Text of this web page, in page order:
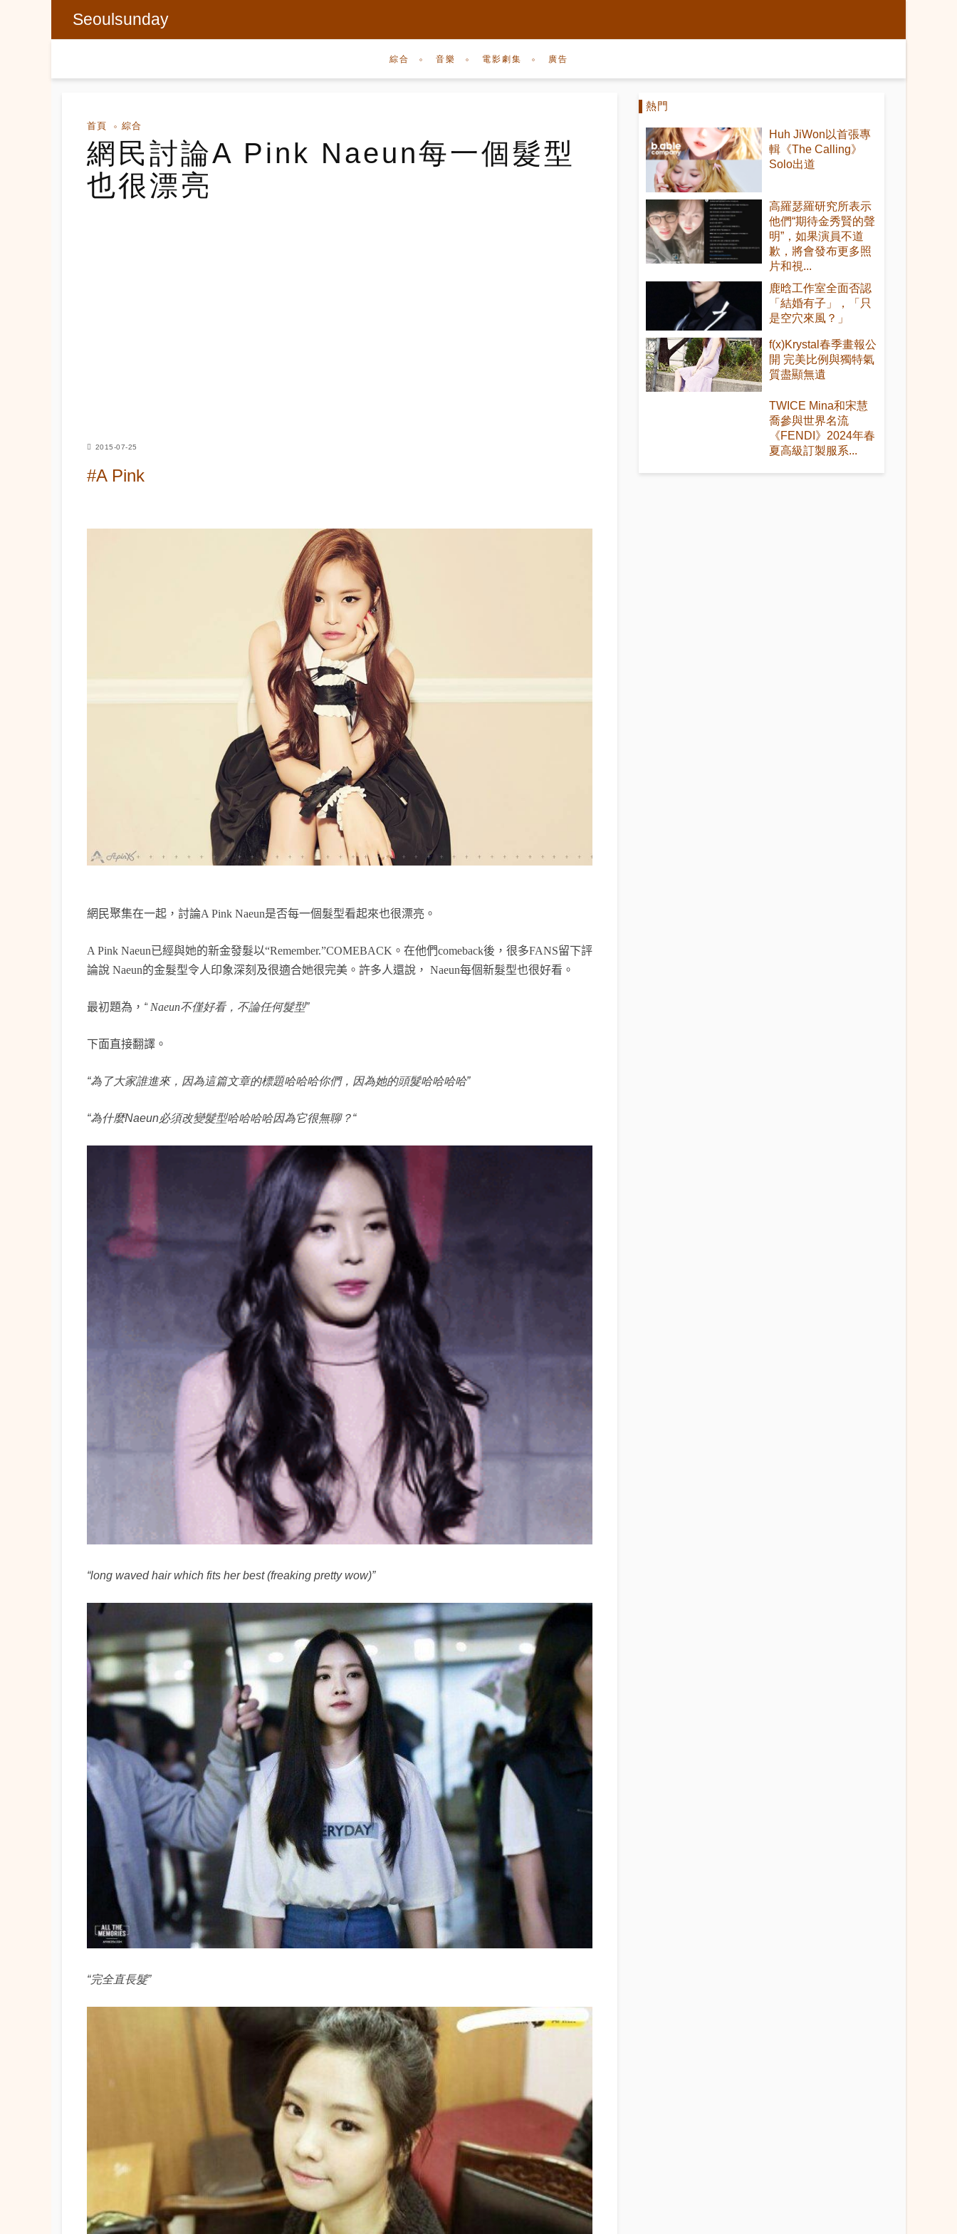
Seoulsunday
綜合 音樂 電影劇集 廣告
首頁 綜合
網民討論A Pink Naeun每一個髮型
也很漂亮
2015-07-25
#A Pink
網民聚集在一起，討論A Pink Naeun是否每一個髮型看起來也很漂亮。
A Pink Naeun已經與她的新金發髮以“Remember.”COMEBACK。在他們comeback後，很多FANS留下評
論說 Naeun的金髮型令人印象深刻 及很適合她很完美。許多人還說， Naeun每個新髮型也很好看。
最初題為， “ Naeun不僅好看，不論任何髮型”
下面直接翻譯。
“為了大家誰進來，因為這篇文章的標題哈哈哈你們，因為她的頭髮哈哈哈哈”
“為什麼Naeun必須改變髮型哈哈哈哈因為它很無聊？“
“long waved hair which fits her best (freaking pretty wow)”
“完全直長髮”
熱門
Huh JiWon以首張專
輯《The Calling》
Solo出道
高羅瑟羅研究所表示
他們“期待金秀賢的聲
明”，如果演員不道
歉，將會發布更多照
片和視...
鹿晗工作室全面否認
「結婚有子」，「只
是空穴來風？」
f(x)Krystal春季畫報公
開 完美比例與獨特氣
質盡顯無遺
TWICE Mina和宋慧
喬參與世界名流
《FENDI》2024年春
夏高級訂製服系...